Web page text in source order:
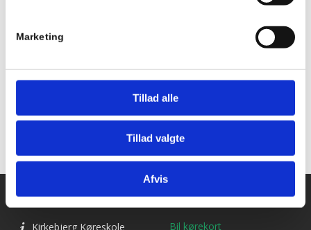
Marketing
Tillad alle
Tillad valgte
Afvis
Kontakt os
Kirkebjerg Køreskole
Ydelser
Bil kørekort